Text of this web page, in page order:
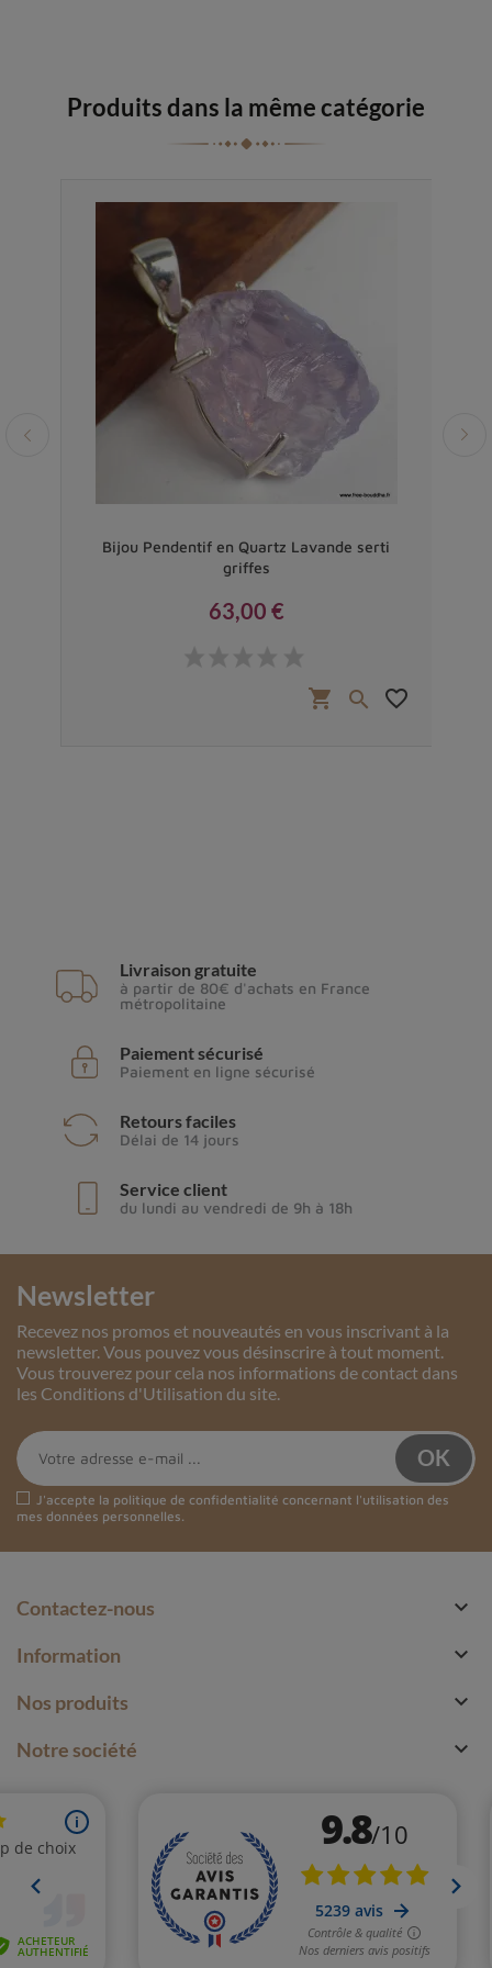
Produits dans la même catégorie
Bijou Pendentif en Quartz Lavande serti
griffes
63,00 €
shopping_cart  favorite_border
Livraison gratuite
à partir de 80€ d'achats en France
métropolitaine
Paiement sécurisé
Paiement en ligne sécurisé
Retours faciles
Délai de 14 jours
Service client
du lundi au vendredi de 9h à 18h
Newsletter
Recevez nos promos et nouveautés en vous inscrivant à la
newsletter. Vous pouvez vous désinscrire à tout moment.
Vous trouverez pour cela nos informations de contact dans
les Conditions d'Utilisation du site.
J'accepte la politique de confidentialité concernant l'utilisation des
mes données personnelles.
Contactez-nous 
Information 
Nos produits 
Notre société 